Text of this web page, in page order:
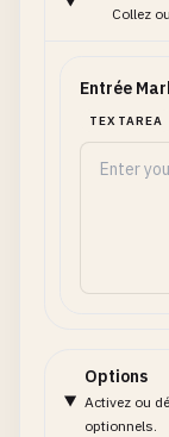
Collez
Entrée
TEXTAREA
Options
Activez ou
optionnels.